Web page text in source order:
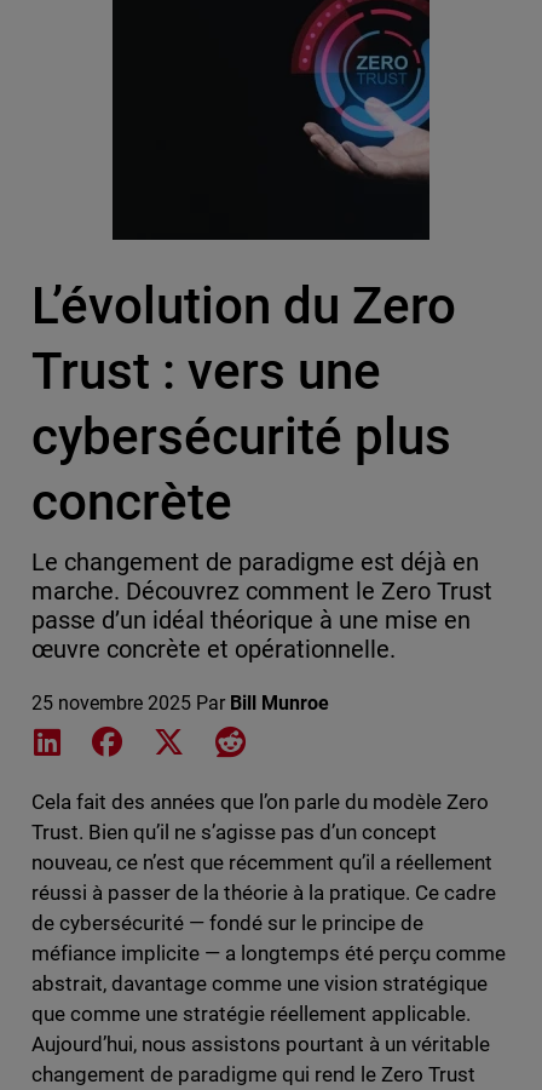
L’évolution du Zero
Trust : vers une
cybersécurité plus
concrète
Le changement de paradigme est déjà en
marche. Découvrez comment le Zero Trust
passe d’un idéal théorique à une mise en
œuvre concrète et opérationnelle.
25 novembre 2025 Par Bill Munroe
Share on LinkedIn
Share on Facebook
Share on XShare on Reddit
Cela fait des années que l’on parle du modèle Zero
Trust. Bien qu’il ne s’agisse pas d’un concept
nouveau, ce n’est que récemment qu’il a réellement
réussi à passer de la théorie à la pratique. Ce cadre
de cybersécurité — fondé sur le principe de
méfiance implicite — a longtemps été perçu comme
abstrait, davantage comme une vision stratégique
que comme une stratégie réellement applicable.
Aujourd’hui, nous assistons pourtant à un véritable
changement de paradigme qui rend le Zero Trust